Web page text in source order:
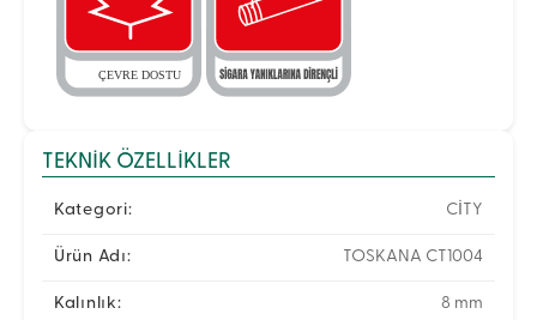
TEKNIK ÖZELLIKLER
Kategori: CİTY
Ürün Adı: TOSKANA CT1004
Kalınlık: 8 mm